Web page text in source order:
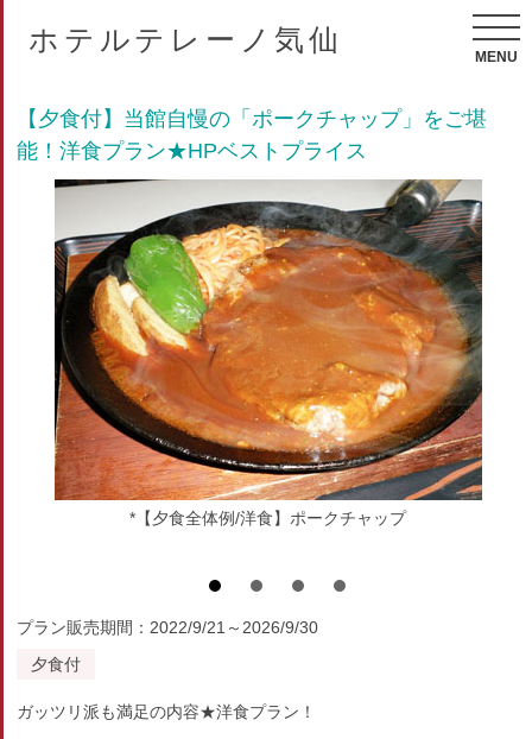
ホテルテレーノ気仙
MENU
【夕食付】当館自慢の「ポークチャップ」をご堪
能！洋食プラン★HPベストプライス
*【夕食全体例/洋食】ポークチャップ
プラン販売期間：2022/9/21～2026/9/30
夕食付
ガッツリ派も満足の内容★洋食プラン！